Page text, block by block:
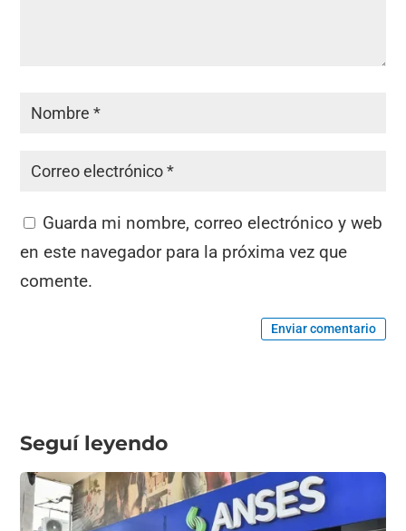
Guarda mi nombre, correo electrónico y web
en este navegador para la próxima vez que
comente.
Enviar comentario
Seguí leyendo